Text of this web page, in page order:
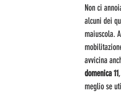
Non ci
alcuni dei
maiuscola.
avvicina
domenica 11
meglio se